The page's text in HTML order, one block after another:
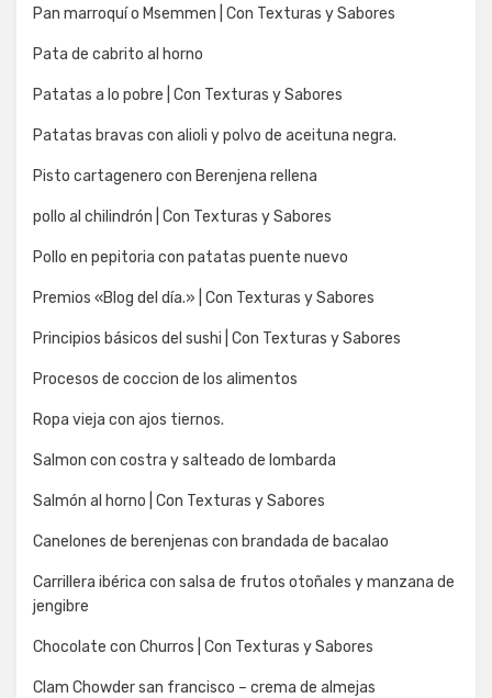
Pan marroquí o Msemmen | Con Texturas y Sabores
Pata de cabrito al horno
Patatas a lo pobre | Con Texturas y Sabores
Patatas bravas con alioli y polvo de aceituna negra.
Pisto cartagenero con Berenjena rellena
pollo al chilindrón | Con Texturas y Sabores
Pollo en pepitoria con patatas puente nuevo
Premios «Blog del día.» | Con Texturas y Sabores
Principios básicos del sushi | Con Texturas y Sabores
Procesos de coccion de los alimentos
Ropa vieja con ajos tiernos.
Salmon con costra y salteado de lombarda
Salmón al horno | Con Texturas y Sabores
Canelones de berenjenas con brandada de bacalao
Carrillera ibérica con salsa de frutos otoñales y manzana de
jengibre
Chocolate con Churros | Con Texturas y Sabores
Clam Chowder san francisco – crema de almejas